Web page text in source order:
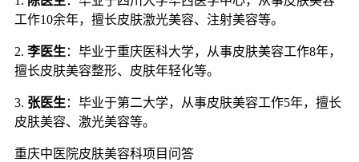
工作10余年，擅长皮肤激光美容、注射美容等。
2. 李医生：毕业于重庆医科大学，从事皮肤美容工作8年，
擅长皮肤美容整形、皮肤年轻化等。
3. 张医生：毕业于第二大学，从事皮肤美容工作5年，擅长
皮肤美容、激光美容等。
重庆中医院皮肤美容科项目问答